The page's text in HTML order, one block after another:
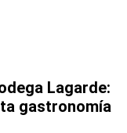
Lagarde:
gastronomía